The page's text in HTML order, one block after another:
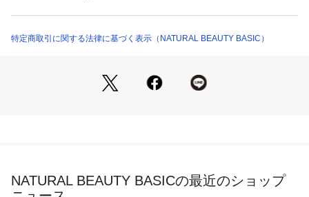
キレイめでフラットな麻ライクな素材を使用しています。
仕様・後ろファスナー
味と異なって見えることがございます。色味は、商品単体の画
※詳しい洗濯方法については、商品の品質表示タグをご覧ください
0174240745 （ショップ）
特定商取引に関する法律に基づく表示（NATURAL BEAUTY BASIC）
NATURAL BEAUTY BASICの最近のショップ